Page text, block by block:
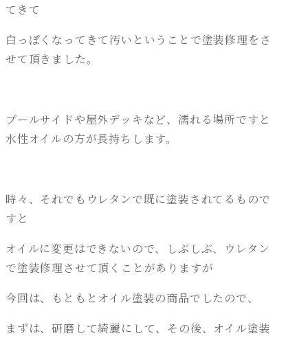
てきて
白っぽくなってきて汚いということで塗装修理をさ
せて頂きました。
プールサイドや屋外デッキなど、濡れる場所ですと
水性オイルの方が長持ちします。
時々、それでもウレタンで既に塗装されてるもので
すと
オイルに変更はできないので、しぶしぶ、ウレタン
で塗装修理させて頂くことがありますが
今回は、もともとオイル塗装の商品でしたので、
まずは、研磨して綺麗にして、その後、オイル塗装